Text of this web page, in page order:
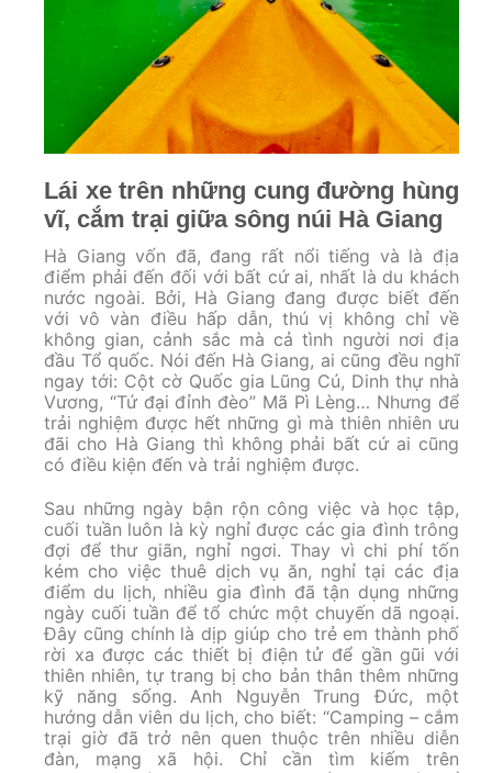
Lái xe trên những cung đường hùng
vĩ, cắm trại giữa sông núi Hà Giang
Hà Giang vốn đã, đang rất nổi tiếng và là địa
điểm phải đến đối với bất cứ ai, nhất là du khách
nước ngoài. Bởi, Hà Giang đang được biết đến
với vô vàn điều hấp dẫn, thú vị không chỉ về
không gian, cảnh sắc mà cả tình người nơi địa
đầu Tổ quốc. Nói đến Hà Giang, ai cũng đều nghĩ
ngay tới: Cột cờ Quốc gia Lũng Cú, Dinh thự nhà
Vương, “Tứ đại đỉnh đèo” Mã Pì Lèng… Nhưng để
trải nghiệm được hết những gì mà thiên nhiên ưu
đãi cho Hà Giang thì không phải bất cứ ai cũng
có điều kiện đến và trải nghiệm được.
Sau những ngày bận rộn công việc và học tập,
cuối tuần luôn là kỳ nghỉ được các gia đình trông
đợi để thư giãn, nghỉ ngơi. Thay vì chi phí tốn
kém cho việc thuê dịch vụ ăn, nghỉ tại các địa
điểm du lịch, nhiều gia đình đã tận dụng những
ngày cuối tuần để tổ chức một chuyến dã ngoại.
Đây cũng chính là dịp giúp cho trẻ em thành phố
rời xa được các thiết bị điện tử để gần gũi với
thiên nhiên, tự trang bị cho bản thân thêm những
kỹ năng sống. Anh Nguyễn Trung Đức, một
hướng dẫn viên du lịch, cho biết: “Camping – cắm
trại giờ đã trở nên quen thuộc trên nhiều diễn
đàn, mạng xã hội. Chỉ cần tìm kiếm trên